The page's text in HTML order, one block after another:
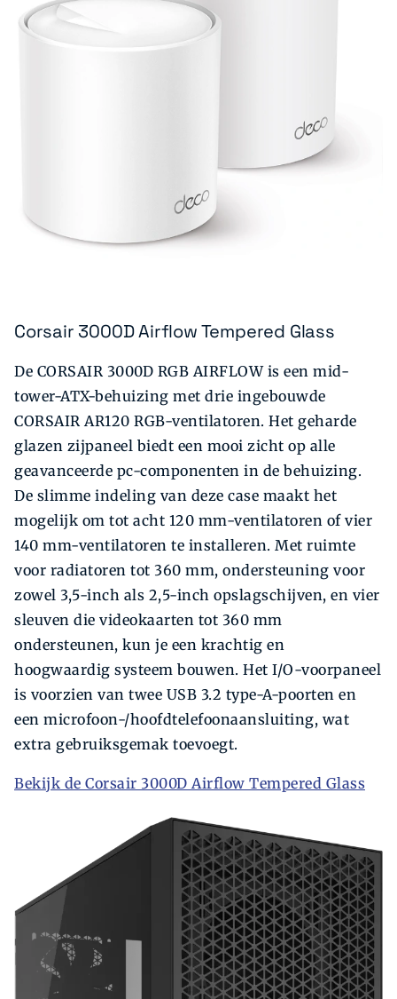
Corsair 3000D Airflow Tempered Glass
De CORSAIR 3000D RGB AIRFLOW is een mid-
tower-ATX-behuizing met drie ingebouwde
CORSAIR AR120 RGB-ventilatoren. Het geharde
glazen zijpaneel biedt een mooi zicht op alle
geavanceerde pc-componenten in de behuizing.
De slimme indeling van deze case maakt het
mogelijk om tot acht 120 mm-ventilatoren of vier
140 mm-ventilatoren te installeren. Met ruimte
voor radiatoren tot 360 mm, ondersteuning voor
zowel 3,5-inch als 2,5-inch opslagschijven, en vier
sleuven die videokaarten tot 360 mm
ondersteunen, kun je een krachtig en
hoogwaardig systeem bouwen. Het I/O-voorpaneel
is voorzien van twee USB 3.2 type-A-poorten en
een microfoon-/hoofdtelefoonaansluiting, wat
extra gebruiksgemak toevoegt.
Bekijk de Corsair 3000D Airflow Tempered Glass